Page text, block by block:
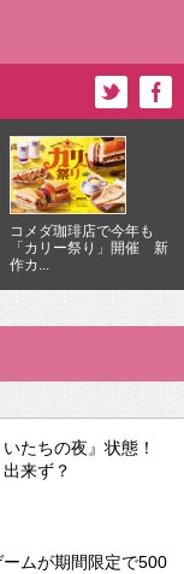
コメダ珈琲店で今年も
「カリー祭り」開催 新
作カ...
いたちの夜』状態！
来ず？
ムが期間限定で500